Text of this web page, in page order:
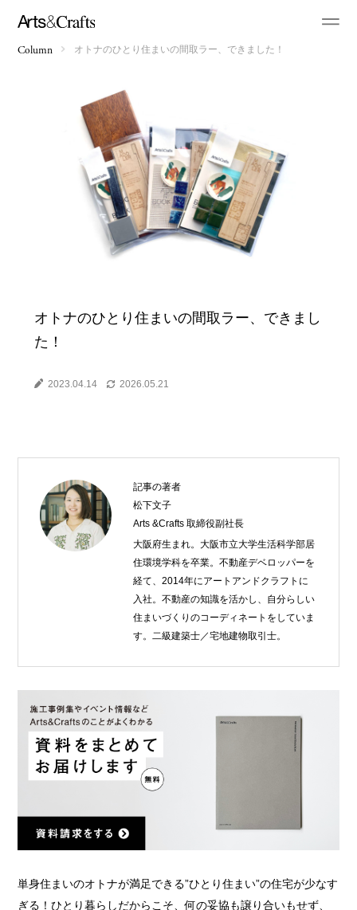
Column オトナのひとり住まいの間取ラー、できました！
オトナのひとり住まいの間取ラー、できまし
た！
2023.04.14 2026.05.21
記事の著者
松下文子
Arts &Crafts 取締役副社長
大阪府生まれ。大阪市立大学生活科学部居
住環境学科を卒業。不動産デベロッパーを
経て、2014年にアートアンドクラフトに
入社。不動産の知識を活かし、自分らしい
住まいづくりのコーディネートをしていま
す。二級建築士／宅地建物取引士。
単身住まいのオトナが満足できる”ひとり住まい”の住宅が少なす
ぎる！ひとり暮らしだからこそ、何の妥協も譲り合いもせず、